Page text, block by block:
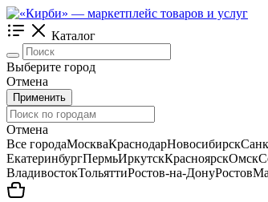
Каталог
Выберите город
Отмена
Применить
Отмена
Все городаМоскваКраснодарНовосибирск
ЕкатеринбургПермьИркутскКрасноярскОмск
ВладивостокТольяттиРостов-на-ДонуРостов